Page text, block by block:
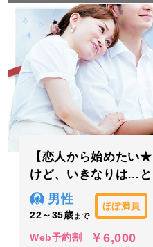
【恋人から始めたい
けど、いきなりは…
男性
22～35歳まで
ほぼ満員
Web予約割 ￥6,000